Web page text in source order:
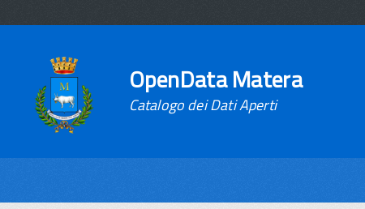
OpenData Matera
Catalogo dei Dati Aperti